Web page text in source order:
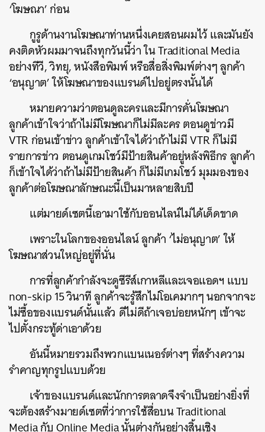
‘โฆษณา’ ก่อน
กูรูด้านงานโฆษณาท่านหนึ่งเคยสอนผมไว้ และมันยัง
คงติดหัวผมมาจนถึงทุกวันนี้ว่า ใน Traditional Media
อย่างทีวี, วิทยุ, หนังสือพิมพ์ หรือสื่อสิ่งพิมพ์ต่างๆ ลูกค้า
‘อนุญาต’ ให้โฆษณาของแบรนด์ไปอยู่ตรงนั้นได้
หมายความว่าตอนดูละครและมีการคั่นโฆษณา
ลูกค้าเข้าใจว่าถ้าไม่มีโฆษณาก็ไม่มีละคร ตอนดูข่าวมี
VTR ก่อนเข้าข่าว ลูกค้าเข้าใจได้ว่าถ้าไม่มี VTR ก็ไม่มี
รายการข่าว ตอนดูเกมโชว์มีป้ายสินค้าอยู่หลังพิธีกร ลูกค้า
ก็เข้าใจได้ว่าถ้าไม่มีป้ายสินค้า ก็ไม่มีเกมโชว์ มุมมองของ
ลูกค้าต่อโฆษณาลักษณะนี้เป็นมาหลายสิบปี
แต่มายด์เซตนี้เอามาใช้กับออนไลน์ไม่ได้เด็ดขาด
เพราะในโลกของออนไลน์ ลูกค้า ‘ไม่อนุญาต’ ให้
โฆษณาส่วนใหญ่อยู่ที่นั่น
การที่ลูกค้ากำลังจะดูซีรีส์เกาหลีและเจอแอดฯ แบบ
non-skip 15 วินาที ลูกค้าจะรู้สึกไม่โอเคมากๆ นอกจากจะ
ไม่ซื้อของแบรนด์นั้นแล้ว ดีไม่ดีถ้าเจอบ่อยหนักๆ เข้าจะ
ไปตั้งกระทู้ด่าเอาด้วย
อันนี้หมายรวมถึงพวกแบนเนอร์ต่างๆ ที่สร้างความ
รำคาญทุกรูปแบบด้วย
เจ้าของแบรนด์และนักการตลาดจึงจำเป็นอย่างยิ่งที่
จะต้องสร้างมายด์เซตที่ว่าการใช้สื่อบน Traditional
Media กับ Online Media นั้นต่างกันอย่างสิ้นเชิง